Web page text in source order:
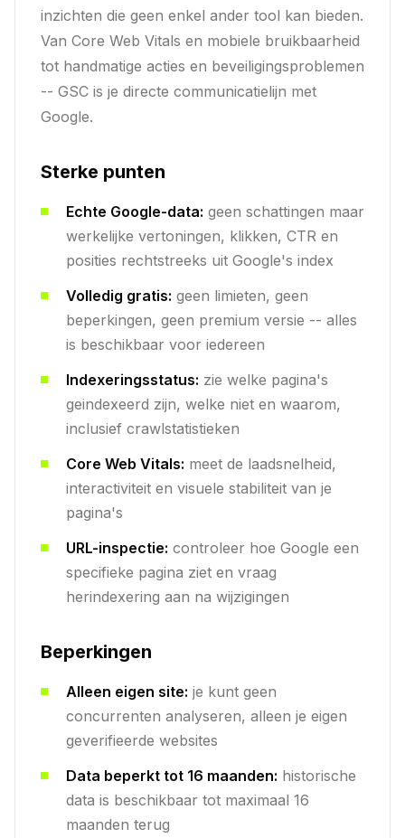
inzichten die geen enkel ander tool kan bieden.
Van Core Web Vitals en mobiele bruikbaarheid
tot handmatige acties en beveiligingsproblemen
-- GSC is je directe communicatielijn met
Google.
Sterke punten
Echte Google-data: geen schattingen maar
werkelijke vertoningen, klikken, CTR en
posities rechtstreeks uit Google's index
Volledig gratis: geen limieten, geen
beperkingen, geen premium versie -- alles
is beschikbaar voor iedereen
Indexeringsstatus: zie welke pagina's
geindexeerd zijn, welke niet en waarom,
inclusief crawlstatistieken
Core Web Vitals: meet de laadsnelheid,
interactiviteit en visuele stabiliteit van je
pagina's
URL-inspectie: controleer hoe Google een
specifieke pagina ziet en vraag
herindexering aan na wijzigingen
Beperkingen
Alleen eigen site: je kunt geen
concurrenten analyseren, alleen je eigen
geverifieerde websites
Data beperkt tot 16 maanden: historische
data is beschikbaar tot maximaal 16
maanden terug